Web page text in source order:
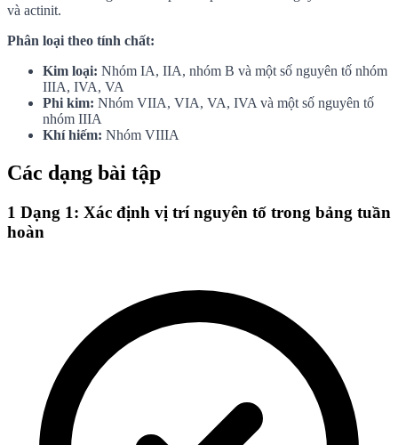
và actinit.
Phân loại theo tính chất:
Kim loại: Nhóm IA, IIA, nhóm B và một số nguyên tố nhóm
IIIA, IVA, VA
Phi kim: Nhóm VIIA, VIA, VA, IVA và một số nguyên tố
nhóm IIIA
Khí hiếm: Nhóm VIIIA
Các dạng bài tập
1 Dạng 1: Xác định vị trí nguyên tố trong bảng tuần
hoàn